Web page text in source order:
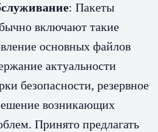
: Пакеты
включают такие
основных файлов
актуальности
безопасности, резервное
возникающих
Принято предлагать